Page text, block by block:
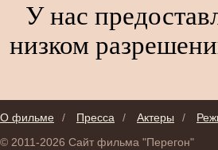
У нас
низком
О фильме / Пресса / Актеры /
© 2011-2026 Сайт фильма "Перегон"